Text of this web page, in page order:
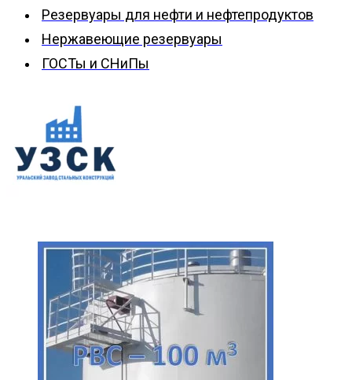
Резервуары для нефти и нефтепродуктов
Нержавеющие резервуары
ГОСТы и СНиПы